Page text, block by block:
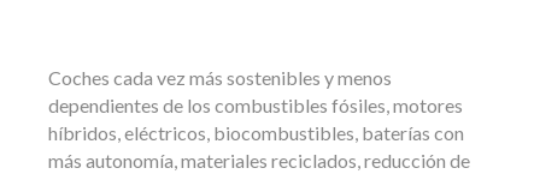
Coches cada vez más sostenibles y menos
dependientes de los combustibles fósiles, motores
híbridos, eléctricos, biocombustibles, baterías con
más autonomía, materiales reciclados, reducción de